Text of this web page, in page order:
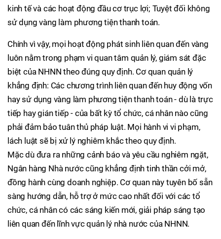
kinh tế và các hoạt động đầu cơ trục lợi; Tuyệt đối không
sử dụng vàng làm phương tiện thanh toán.
Chính vì vậy, mọi hoạt động phát sinh liên quan đến vàng
luôn nằm trong phạm vi quan tâm quản lý, giám sát đặc
biệt của NHNN theo đúng quy định. Cơ quan quản lý
khẳng định: Các chương trình liên quan đến huy động vốn
hay sử dụng vàng làm phương tiện thanh toán - dù là trực
tiếp hay gián tiếp - của bất kỳ tổ chức, cá nhân nào cũng
phải đảm bảo tuân thủ pháp luật. Mọi hành vi vi phạm,
lách luật sẽ bị xử lý nghiêm khắc theo quy định.
Mặc dù đưa ra những cảnh báo và yêu cầu nghiêm ngặt,
Ngân hàng Nhà nước cũng khẳng định tinh thần cởi mở,
đồng hành cùng doanh nghiệp. Cơ quan này tuyên bố sẵn
sàng hướng dẫn, hỗ trợ ở mức cao nhất đối với các tổ
chức, cá nhân có các sáng kiến mới, giải pháp sáng tạo
liên quan đến lĩnh vực quản lý nhà nước của NHNN.